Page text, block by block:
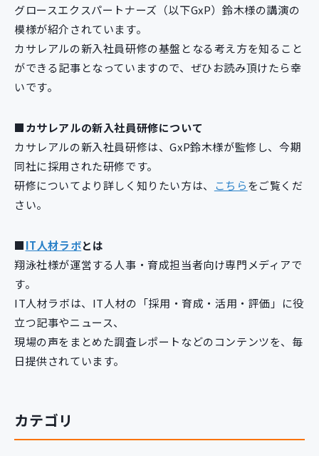
Contact
グロースエクスパートナーズ（以下GxP）鈴木様の講演の
模様が紹介されています。
カサレアルの新入社員研修の基盤となる考え方を知ること
ができる記事となっていますので、ぜひお読み頂けたら幸
いです。
■カサレアルの新入社員研修について
カサレアルの新入社員研修は、GxP鈴木様が監修し、今期
同社に採用された研修です。
研修についてより詳しく知りたい方は、
こちらをご覧くだ
さい。
■IT人材ラボとは
翔泳社様が運営する人事・育成担当者向け専門メディアで
す。
IT人材ラボは、IT人材の「採用・育成・活用・評価」に役
立つ記事やニュース、
現場の声をまとめた調査レポートなどのコンテンツを、毎
日提供されています。
カテゴリ